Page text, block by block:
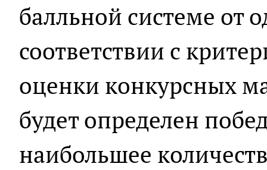
балльной системе от
соответствии с
оценки конкурсных
будет определен
наибольшее